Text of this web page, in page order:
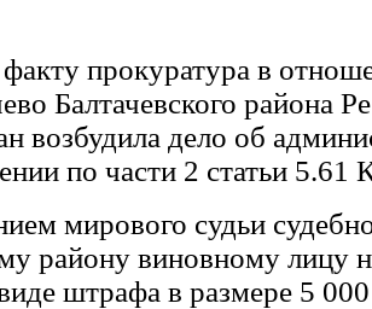
прокуратура в
Балтачевского района
возбудила дело об
по части 2 статьи
мирового судьи
району виновному лицу
штрафа в размере 5